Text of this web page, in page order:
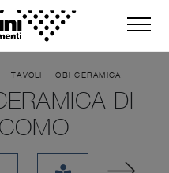
-TAVOLI -OBI CERAMICA
DI